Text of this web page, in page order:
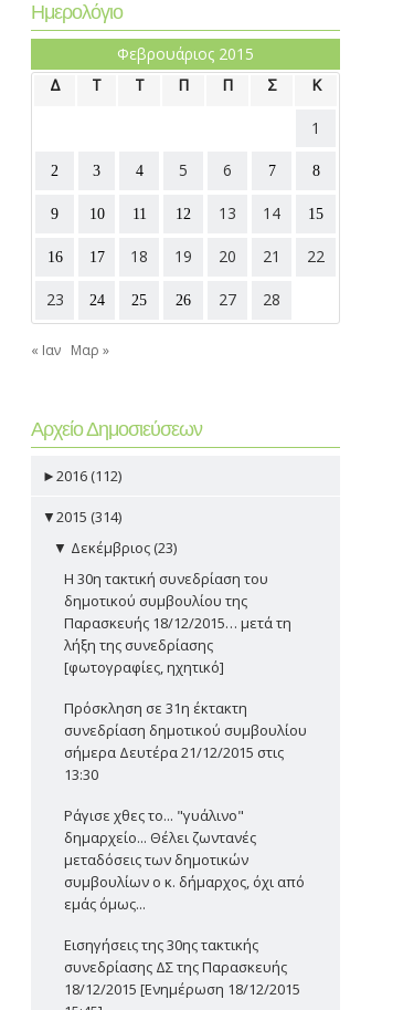
Ημερολόγιο
Φεβρουάριος 2015
Δ
Τ Τ Π Π Σ Κ
1
2 3 4 5 6 7 8
9 10 11 12 13 14 15
16 17 18 19 20 21 22
23 24 25 26 27 28
« Ιαν Μαρ »
Αρχείο Δημοσιεύσεων
►2016 (112)
▼2015 (314)
▼ Δεκέμβριος (23)
Η 30η τακτική συνεδρίαση του
δημοτικού συμβουλίου της
Παρασκευής 18/12/2015… μετά τη
λήξη της συνεδρίασης
[φωτογραφίες, ηχητικό]
Πρόσκληση σε 31η έκτακτη
συνεδρίαση δημοτικού συμβουλίου
σήμερα Δευτέρα 21/12/2015 στις
13:30
Ράγισε χθες το... "γυάλινο"
δημαρχείο... Θέλει ζωντανές
μεταδόσεις των δημοτικών
συμβουλίων ο κ. δήμαρχος, όχι από
εμάς όμως...
Εισηγήσεις της 30ης τακτικής
συνεδρίασης ΔΣ της Παρασκευής
18/12/2015 [Ενημέρωση 18/12/2015